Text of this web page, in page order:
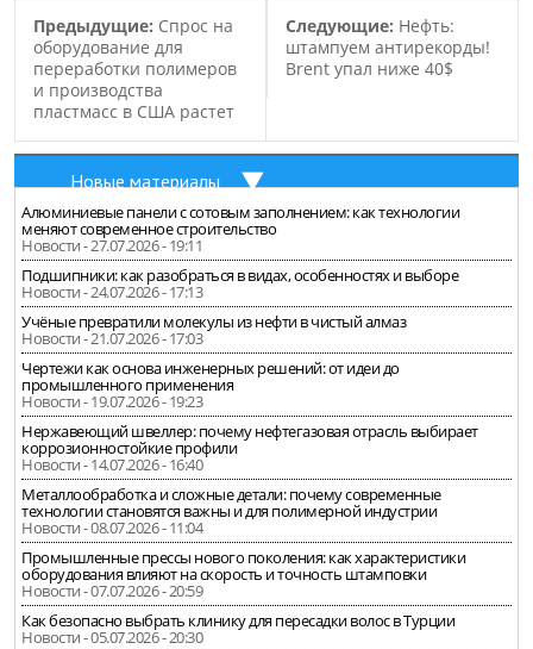
Предыдущие: Спрос на
оборудование для
переработки полимеров
и производства
пластмасс в США растет
Следующие: Нефть:
штампуем антирекорды!
Brent упал ниже 40$
Новые материалы
Алюминиевые панели с сотовым заполнением: как технологии
меняют современное строительство
Новости - 27.07.2026 - 19:11
Подшипники: как разобраться в видах, особенностях и выборе
Новости - 24.07.2026 - 17:13
Учёные превратили молекулы из нефти в чистый алмаз
Новости - 21.07.2026 - 17:03
Чертежи как основа инженерных решений: от идеи до
промышленного применения
Новости - 19.07.2026 - 19:23
Нержавеющий швеллер: почему нефтегазовая отрасль выбирает
коррозионностойкие профили
Новости - 14.07.2026 - 16:40
Металлообработка и сложные детали: почему современные
технологии становятся важны и для полимерной индустрии
Новости - 08.07.2026 - 11:04
Промышленные прессы нового поколения: как характеристики
оборудования влияют на скорость и точность штамповки
Новости - 07.07.2026 - 20:59
Как безопасно выбрать клинику для пересадки волос в Турции
Новости - 05.07.2026 - 20:30